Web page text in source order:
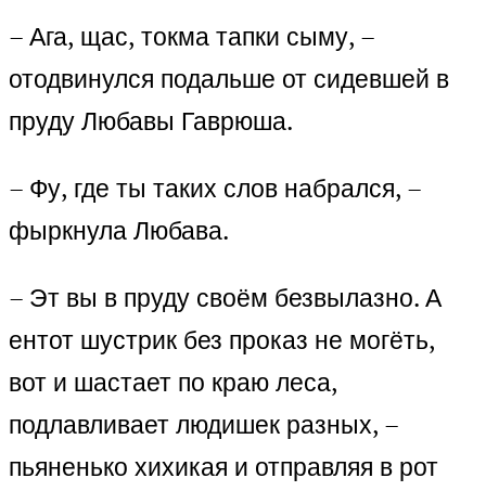
– Ага, щас, токма тапки сыму, –
отодвинулся подальше от сидевшей в
пруду Любавы Гаврюша.
– Фу, где ты таких слов набрался, –
фыркнула Любава.
– Эт вы в пруду своём безвылазно. А
ентот шустрик без проказ не могёть,
вот и шастает по краю леса,
подлавливает людишек разных, –
пьяненько хихикая и отправляя в рот